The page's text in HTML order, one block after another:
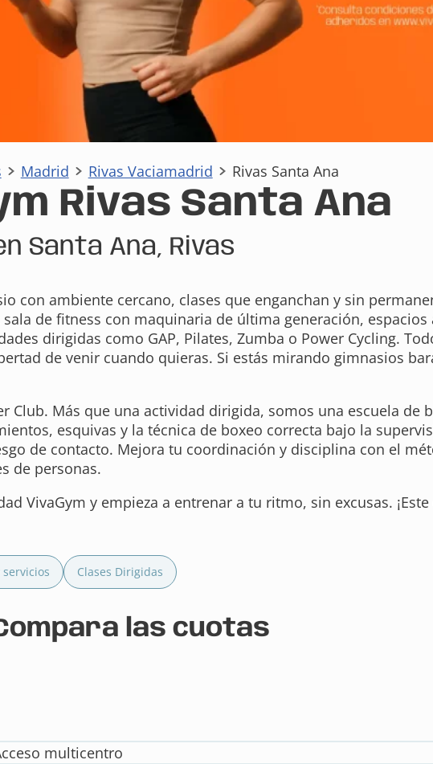
Madrid Rivas Vaciamadrid Rivas Santa Ana
Rivas Santa Ana
Santa Ana, Rivas
con ambiente cercano, clases que enganchan y sin
de fitness con maquinaria de última generación,
dirigidas como GAP, Pilates, Zumba o Power Cycling.
de venir cuando quieras. Si estás mirando gimnasios
Club. Más que una actividad dirigida, somos una escuela de
esquivas y la técnica de boxeo correcta bajo la
de contacto. Mejora tu coordinación y disciplina con el
de personas.
VivaGym y empieza a entrenar a tu ritmo, sin excusas. ¡Este
servicios Clases Dirigidas
las cuotas
multicentro